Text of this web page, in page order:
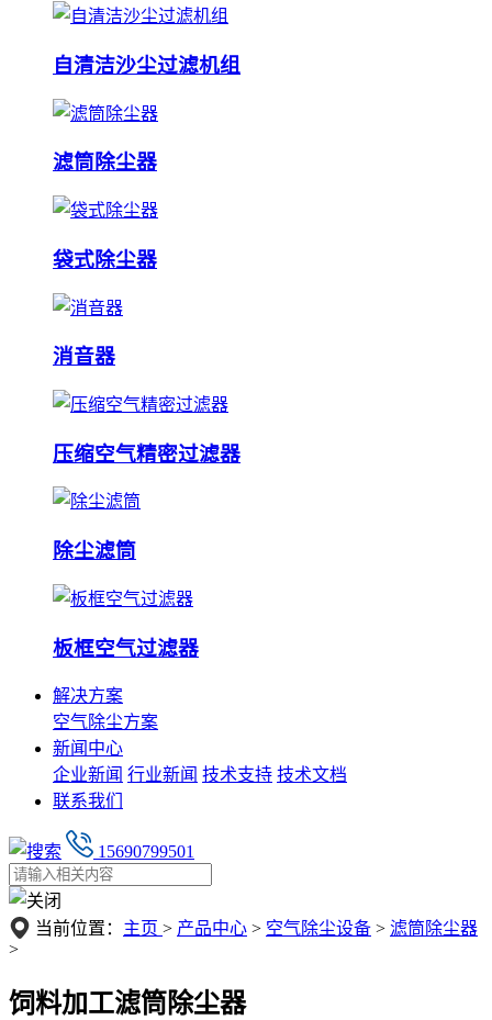
自清洁沙尘过滤机组
滤筒除尘器
袋式除尘器
消音器
压缩空气精密过滤器
除尘滤筒
板框空气过滤器
解决方案
空气除尘方案
新闻中心
企业新闻 行业新闻 技术支持 技术文档
联系我们
15690799501
当前位置： 主页 > 产品中心 > 空气除尘设备 > 滤筒除尘器
>
饲料加工滤筒除尘器